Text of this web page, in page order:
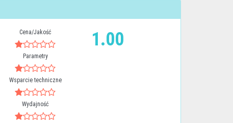
Cena/Jakość
Parametry
Wsparcie techniczne
Wydajność
1.00